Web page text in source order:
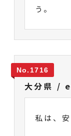
う。
1716
大分県 /
私は、